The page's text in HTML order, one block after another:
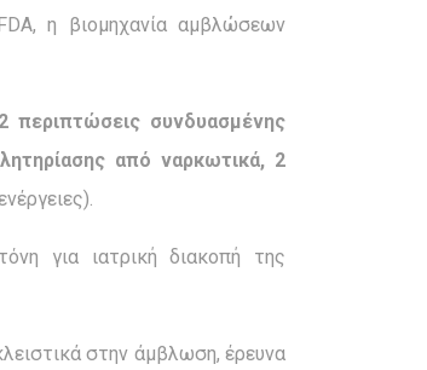
η βιομηχανία αμβλώσεων
περιπτώσεις συνδυασμένης
από ναρκωτικά, 2
για ιατρική διακοπή της
στην άμβλωση, έρευνα